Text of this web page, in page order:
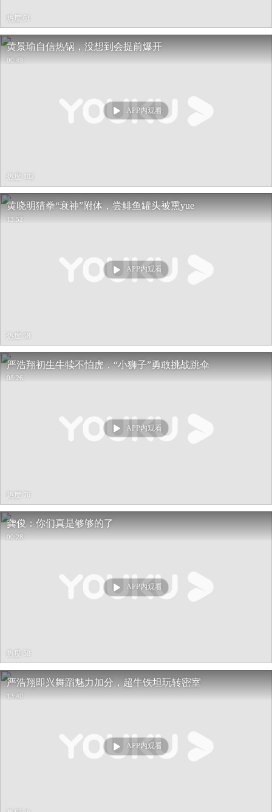
热度 61
黄景瑜自信热锅，没想到会提前爆开
00:49
APP内观看
热度 102
黄晓明猜拳“衰神”附体，尝鲱鱼罐头被熏yue
13:52
APP内观看
热度 58
严浩翔初生牛犊不怕虎，“小狮子”勇敢挑战跳伞
08:26
APP内观看
热度 76
龚俊：你们真是够够的了
00:28
APP内观看
热度 58
严浩翔即兴舞蹈魅力加分，超牛铁坦玩转密室
13:40
APP内观看